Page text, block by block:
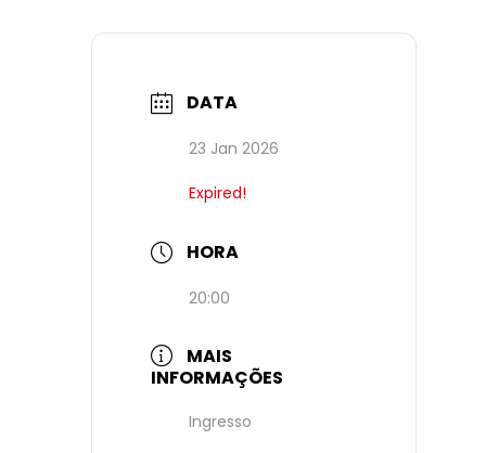
DATA
23 Jan 2026
Expired!
HORA
20:00
MAIS
INFORMAÇÕES
Ingresso